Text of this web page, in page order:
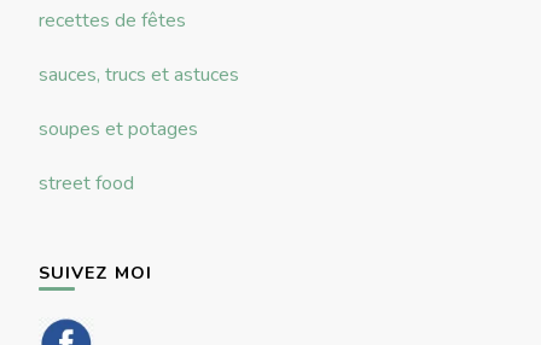
recettes de fêtes
sauces, trucs et astuces
soupes et potages
street food
SUIVEZ MOI